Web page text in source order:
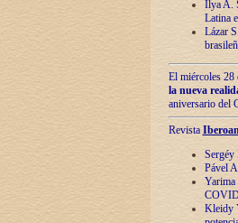
Ilya A.
Latina
Lázar
El miércoles 28
la nueva
aniversario del
Revista
Sergéy
Pável
Yarima
Kleidy